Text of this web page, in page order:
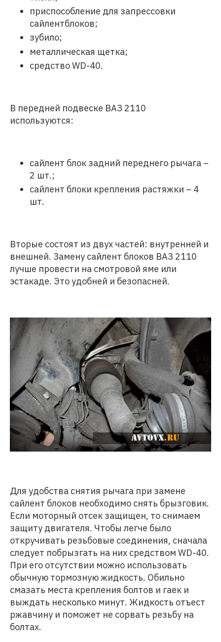
приспособление для запрессовки
сайлентблоков;
зубило;
металлическая щетка;
средство WD-40.
В передней подвеске ВАЗ 2110
используются:
сайлент блок задний переднего рычага –
2 шт.;
сайлент блоки крепления растяжки – 4
шт.
Вторые состоят из двух частей: внутренней и
внешней. Замену сайлент блоков ВАЗ 2110
лучше провести на смотровой яме или
эстакаде. Это удобней и безопасней.
Для удобства снятия рычага при замене
сайлент блоков необходимо снять брызговик.
Если моторный отсек защищен, то снимаем
защиту двигателя. Чтобы легче было
откручивать резьбовые соединения, сначала
следует побрызгать на них средством WD-40.
При его отсутствии можно использовать
обычную тормозную жидкость. Обильно
смазать места крепления болтов и гаек и
выждать несколько минут. Жидкость отъест
ржавчину и поможет не сорвать резьбу на
болтах.